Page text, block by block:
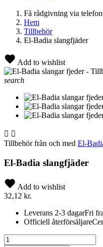
Få rådgivning via telefon
Hem
Tillbehör
El-Badia slangfjäder
Add to wishlist
search
 
Tillbehör från och med El-
El-Badia slangfjäder
Add to wishlist
32,12 kr.
Leverans 2-3 dagarFri
Officiell återförsäljare